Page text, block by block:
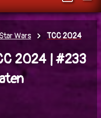
Star Wars TCC 2024
2024 | #233